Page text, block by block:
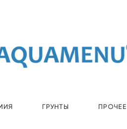
ГРУНТЫ ПРОЧЕЕ